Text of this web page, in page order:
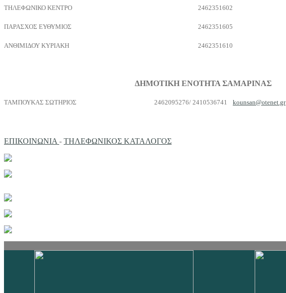
ΤΗΛΕΦΩΝΙΚΟ ΚΕΝΤΡΟ 2462351602
ΠΑΡΑΣΧΟΣ ΕΥΘΥΜΙΟΣ 2462351605
ΑΝΘΙΜΙΔΟΥ ΚΥΡΙΑΚΗ 2462351610
ΔΗΜΟΤΙΚΗ ΕΝΟΤΗΤΑ ΣΑΜΑΡΙΝΑΣ
ΤΑΜΠΟΥΚΑΣ ΣΩΤΗΡΙΟΣ 2462095276/ 2410536741 kounsan@otenet.gr
ΕΠΙΚΟΙΝΩΝΙΑ - ΤΗΛΕΦΩΝΙΚΟΣ ΚΑΤΑΛΟΓΟΣ